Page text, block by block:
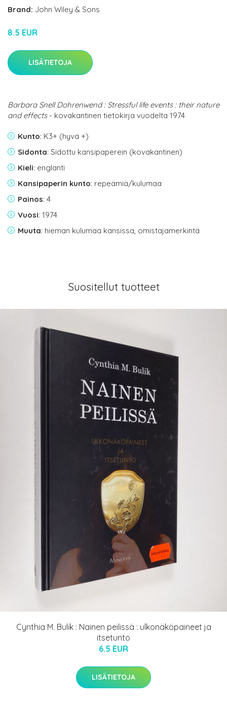
Brand: John Wiley & Sons
8.5 EUR
LISÄTIETOJA
Barbara Snell Dohrenwend : Stressful life events : their nature
and effects- kovakantinen tietokirja vuodelta 1974
Kunto: K3+ (hyvä +)
Sidonta: Sidottu kansipaperein (kovakantinen)
Kieli: englanti
Kansipaperin kunto: repeämiä/kulumaa
Painos: 4
Vuosi: 1974
Muuta: hieman kulumaa kansissa, omistajamerkintä
Suositellut tuotteet
Cynthia M. Bulik : Nainen peilissä : ulkonäköpaineet ja
itsetunto
6.5 EUR
LISÄTIETOJA